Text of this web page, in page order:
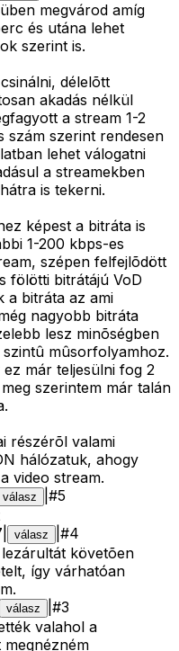
megvárod amíg
és utána lehet
szerint is.
délelõtt
akadás nélkül
a stream 1-2
szám szerint rendesen
lehet válogatni
a streamekben
is tekerni.
képest a bitráta is
1-200 kbps-es
szépen felfejlõdött
fölötti bitrátájú VoD
a bitráta az ami
nagyobb bitráta
lesz minõségben
mûsorfolyamhoz.
már teljesülni fog 2
szerintem már talán
részérõl valami
hálózatuk, ahogy
video stream.
válasz #5
válasz #4
követõen
így várhatóan
válasz #3
valahol a